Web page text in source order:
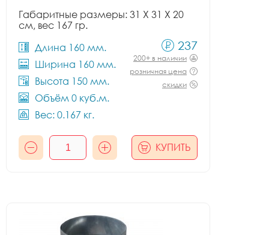
Габаритные размеры: 31 X 31 X 20
см, вес 167 гр.
Длина 160 мм.
Ширина 160 мм.
Высота 150 мм.
Объём 0 куб.м.
Вес: 0.167 кг.
237
200+ в наличии
розничная цена
скидки
КУПИТЬ